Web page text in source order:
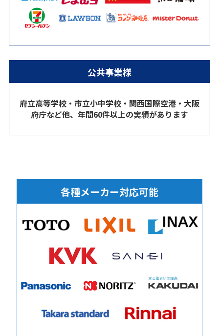
公共事業様
府立高等学校・市立小中学校・関西国際空港・大阪
府庁など他、年間60件以上の実績があります
各種メーカー対応可能